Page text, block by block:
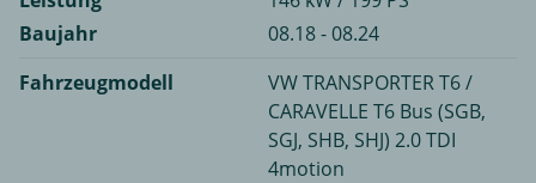
Baujahr
08.18 - 08.24
Fahrzeugmodell
VW TRANSPORTER T6 /
CARAVELLE T6 Bus (SGB,
SGJ, SHB, SHJ) 2.0 TDI
4motion